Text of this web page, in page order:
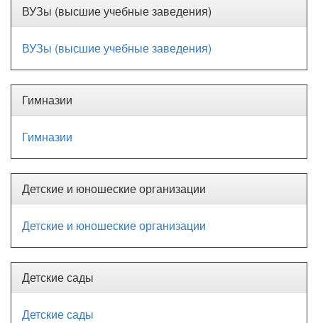
ВУЗы (высшие учебные заведения)
ВУЗы (высшие учебные заведения)
Гимназии
Гимназии
Детские и юношеские организации
Детские и юношеские организации
Детские сады
Детские сады